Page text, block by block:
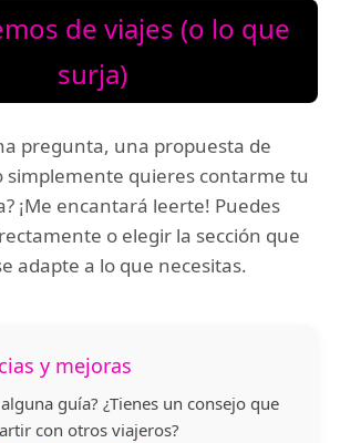
de viajes (o lo que
surja)
pregunta, una propuesta de
simplemente quieres contarme tu
¡Me encantará leerte! Puedes
o elegir la sección que
adapte a lo que necesitas.
y mejoras
guía? ¿Tienes un consejo que
con otros viajeros?